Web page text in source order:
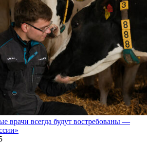
врачи всегда будут востребованы —